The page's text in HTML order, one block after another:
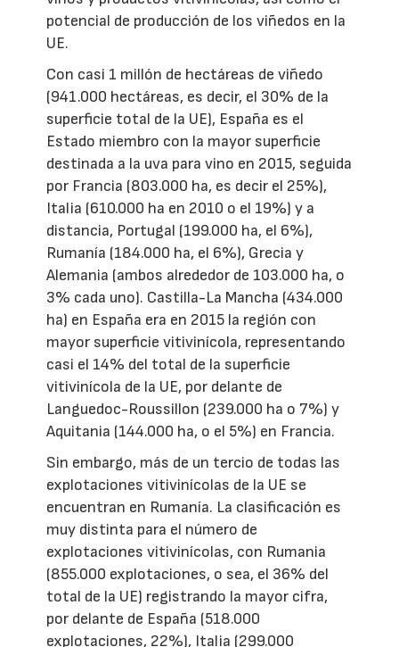
potencial de producción de los viñedos en la
UE.
Con casi 1 millón de hectáreas de viñedo
(941.000 hectáreas, es decir, el 30% de la
superficie total de la UE), España es el
Estado miembro con la mayor superficie
destinada a la uva para vino en 2015, seguida
por Francia (803.000 ha, es decir el 25%),
Italia (610.000 ha en 2010 o el 19%) y a
distancia, Portugal (199.000 ha, el 6%),
Rumanía (184.000 ha, el 6%), Grecia y
Alemania (ambos alrededor de 103.000 ha, o
3% cada uno). Castilla-La Mancha (434.000
ha) en España era en 2015 la región con
mayor superficie vitivinícola, representando
casi el 14% del total de la superficie
vitivinícola de la UE, por delante de
Languedoc-Roussillon (239.000 ha o 7%) y
Aquitania (144.000 ha, o el 5%) en Francia.
Sin embargo, más de un tercio de todas las
explotaciones vitivinícolas de la UE se
encuentran en Rumanía. La clasificación es
muy distinta para el número de
explotaciones vitivinícolas, con Rumania
(855.000 explotaciones, o sea, el 36% del
total de la UE) registrando la mayor cifra,
por delante de España (518.000
explotaciones, 22%), Italia (299.000